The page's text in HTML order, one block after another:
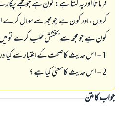
فرماتا اور يہ كہتا ہے: كون ہے جو مجھے
كروں، اور كون ہے جو مجھ سےسوال كرے
كون ہے جو مجھ سے بخشش طلب كرے
1 - اس حديث كا صحت كےاعتبار سےكيا درجہ ہے؟
2 - اس حديث كا معني كيا ہے ؟
جواب کا متن